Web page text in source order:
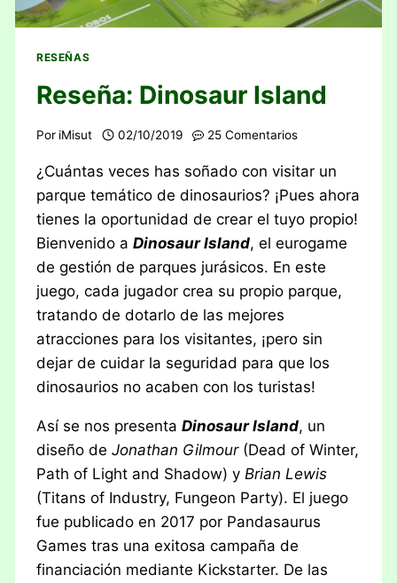
RESEÑAS
Reseña: Dinosaur Island
Por iMisut 02/10/2019 25 Comentarios
¿Cuántas veces has soñado con visitar un
parque temático de dinosaurios? ¡Pues ahora
tienes la oportunidad de crear el tuyo propio!
Bienvenido aDinosaur Island, el eurogame
de gestión de parques jurásicos. En este
juego, cada jugador crea su propio parque,
tratando de dotarlo de las mejores
atracciones para los visitantes, ¡pero sin
dejar de cuidar la seguridad para que los
dinosaurios no acaben con los turistas!
Así se nos presentaDinosaur Island, un
diseño deJonathan Gilmour(Dead of Winter,
Path of Light and Shadow) y Brian Lewis
(Titans of Industry, Fungeon Party). El juego
fue publicado en 2017 por Pandasaurus
Games tras una exitosa campaña de
financiación mediante Kickstarter. De las